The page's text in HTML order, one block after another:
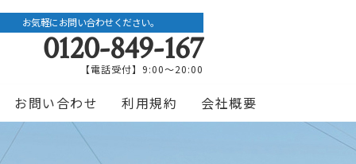
お気軽にお問い合わせください。
0120-849-167
【電話受付】9:00〜20:00
お問い合わせ 利用規約 会社概要